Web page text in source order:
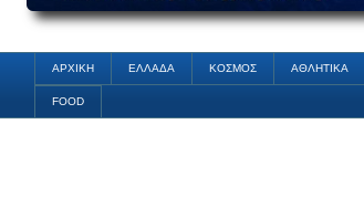
ΑΡΧΙΚΗ ΕΛΛΑΔΑ ΚΟΣΜΟΣ ΑΘΛΗΤΙΚΑ
FOOD